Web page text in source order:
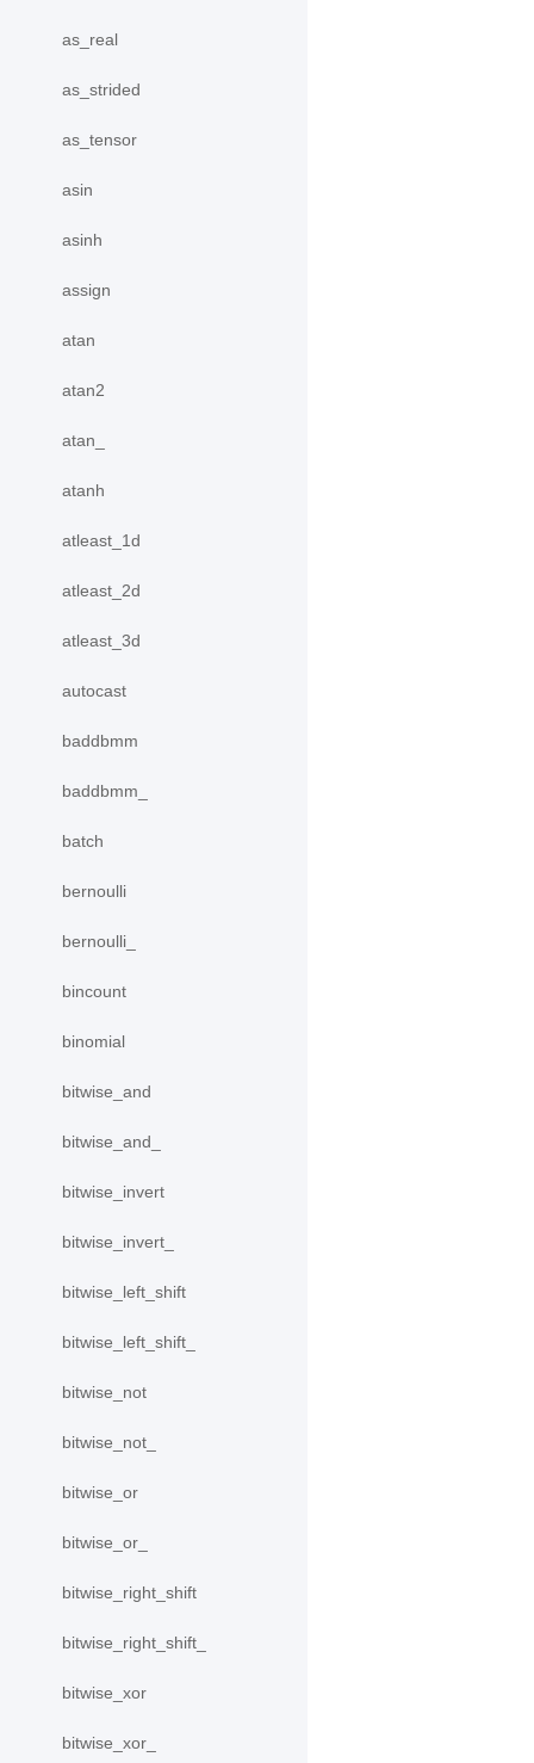
as_real
as_strided
as_tensor
asin
asinh
assign
atan
atan2
atan_
atanh
atleast_1d
atleast_2d
atleast_3d
autocast
baddbmm
baddbmm_
batch
bernoulli
bernoulli_
bincount
binomial
bitwise_and
bitwise_and_
bitwise_invert
bitwise_invert_
bitwise_left_shift
bitwise_left_shift_
bitwise_not
bitwise_not_
bitwise_or
bitwise_or_
bitwise_right_shift
bitwise_right_shift_
bitwise_xor
bitwise_xor_